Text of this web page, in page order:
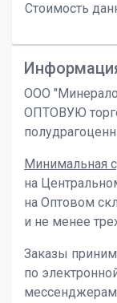
Стоимость
ООО
ОПТОВУЮ
Минимальная
на
на Оптовом
и не менее
Заказы
по